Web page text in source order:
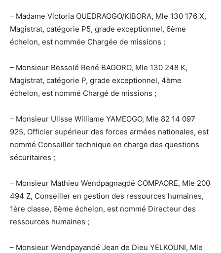
– Madame Victoria OUEDRAOGO/KIBORA, Mle 130 176 X,
Magistrat, catégorie P5, grade exceptionnel, 6ème
échelon, est nommée Chargée de missions ;
– Monsieur Bessolé René BAGORO, Mle 130 248 K,
Magistrat, catégorie P, grade exceptionnel, 4ème
échelon, est nommé Chargé de missions ;
– Monsieur Ulisse Williame YAMEOGO, Mle 82 14 097
925, Officier supérieur des forces armées nationales, est
nommé Conseiller technique en charge des questions
sécuritaires ;
– Monsieur Mathieu Wendpagnagdé COMPAORE, Mle 200
494 Z, Conseiller en gestion des ressources humaines,
1ère classe, 6ème échelon, est nommé Directeur des
ressources humaines ;
– Monsieur Wendpayandé Jean de Dieu YELKOUNI, Mle